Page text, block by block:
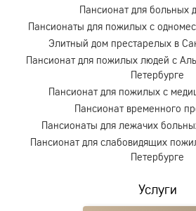
Пансионат для больных
Пансионаты для пожилых с
Элитный дом престарелых в
Пансионат для пожилых людей с
Петербурге
Пансионат для пожилых с
Пансионат временного
Пансионаты для лежачих
Пансионат для слабовидящих
Петербурге
Услуги